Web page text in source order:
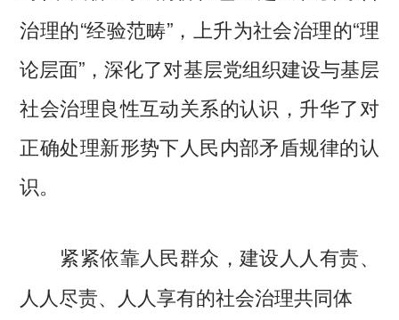
治理的“经验范畴”，上升为社会治理的“理
论层面”，深化了对基层党组织建设与基层
社会治理良性互动关系的认识，升华了对
正确处理新形势下人民内部矛盾规律的认
识。
紧紧依靠人民群众，建设人人有责、
人人尽责、人人享有的社会治理共同体